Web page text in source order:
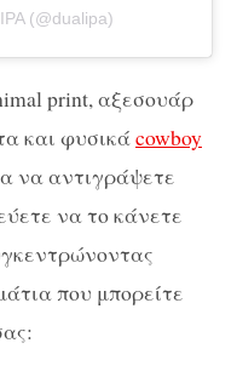
(@dualipa)
print, αξεσουάρ
και φυσικάcowboy
να αντιγράψετε
να το κάνετε
που μπορείτε